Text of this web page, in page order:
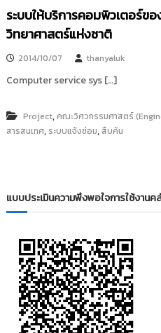
ค
ลั
ง
ข้
มู
ล
วิ
จั
ระบบให้บริการคอมพิวเตอร์
วิทยาศาสตร์แห่งชาติ
2014/10/07 thanyaluk
Computer service sys […]
Project,คณะวิศวกรรมศาสตร์
สารสนเทศ, ระบบแจ้งซ่อม, สืบค้น
แบบประเมินความพึงพอใจการใช้งาน